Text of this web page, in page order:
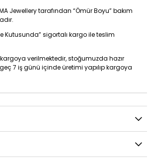
Jewellery tarafından “Ömür Boyu” bakım
Kutusunda” sigortalı kargo ile teslim
verilmektedir, stoğumuzda hazır
7 iş günü içinde üretimi yapılıp kargoya